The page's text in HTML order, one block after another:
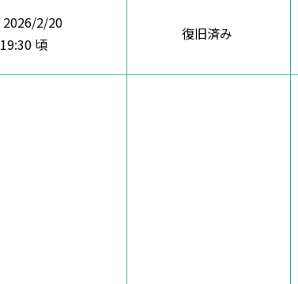
2026/2/20
19:30 頃
復旧済み